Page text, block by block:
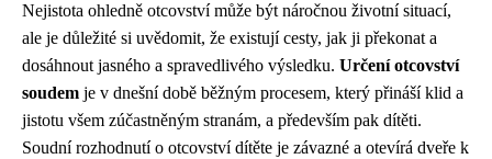
Nejistota ohledně otcovství může být náročnou životní situací,
ale je důležité si uvědomit, že existují cesty, jak ji překonat a
dosáhnout jasného a spravedlivého výsledku. Určení otcovství
soudem je v dnešní době běžným procesem, který přináší klid a
jistotu všem zúčastněným stranám, a především pak dítěti.
Soudní rozhodnutí o otcovství dítěte je závazné a otevírá dveře k